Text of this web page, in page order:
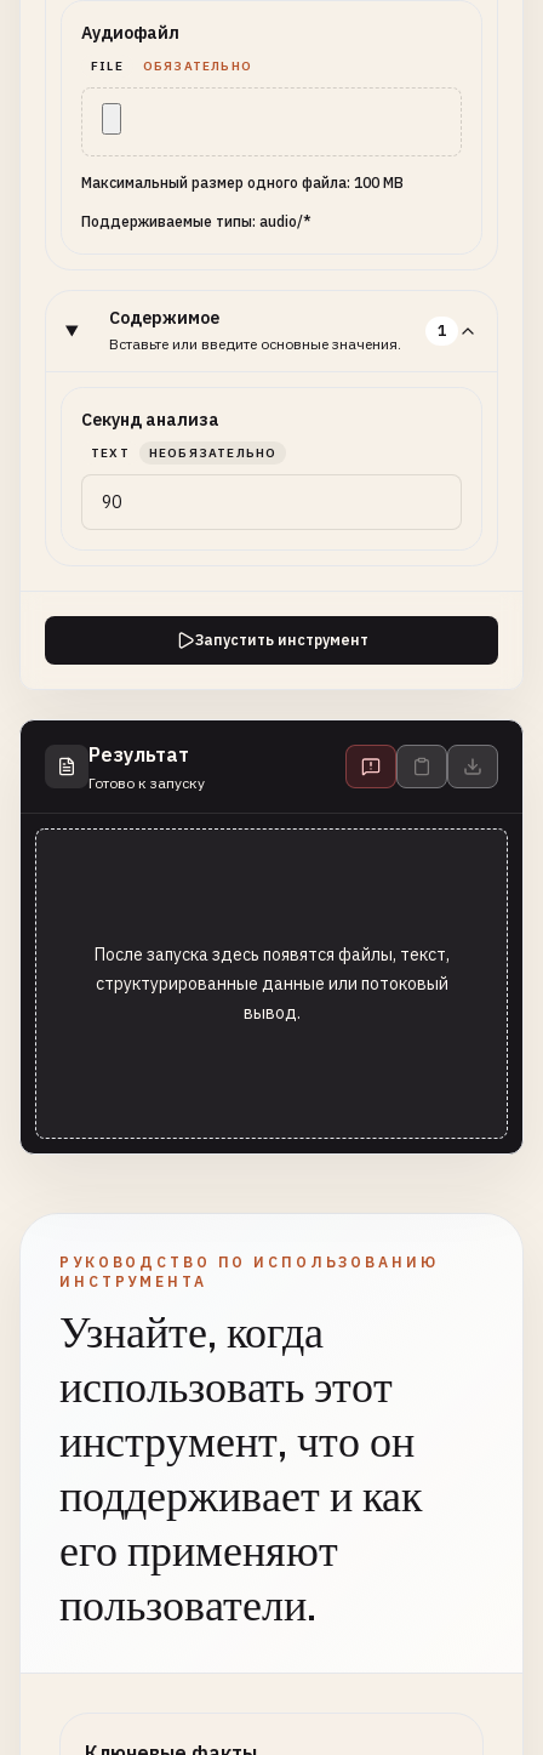
Аудиофайл
FILE ОБЯЗАТЕЛЬНО
Максимальный размер одного файла: 100 MB
Поддерживаемые типы: audio/*
Содержимое
Вставьте или введите основные значения.
1
Секунд анализа
TEXT НЕОБЯЗАТЕЛЬНО
Запустить инструмент
Результат
Готово к запуску
После запуска здесь появятся файлы, текст,
структурированные данные или потоковый
вывод.
РУКОВОДСТВО ПО ИСПОЛЬЗОВАНИЮ
ИНСТРУМЕНТА
Узнайте, когда
использовать этот
инструмент, что он
поддерживает и как
его применяют
пользователи.